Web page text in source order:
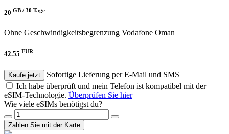
20 GB / 30 Tage
Ohne Geschwindigkeitsbegrenzung Vodafone Oman
42.55 EUR
Kaufe jetzt
Sofortige Lieferung per E-Mail und SMS
Ich habe überprüft und mein Telefon ist kompatibel mit der
eSIM-Technologie. Überprüfen Sie hier
Wie viele eSIMs benötigst du?
Zahlen Sie mit der Karte